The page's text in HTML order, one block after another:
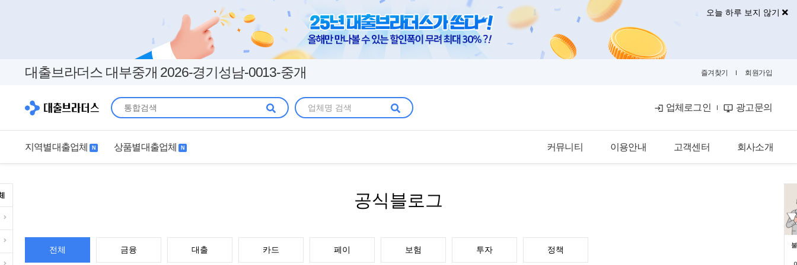
오늘 하루 보지 않기
대출브라더스 대부중개 2026-경기성남-0013-중개 즐겨찾기 회원가입
업체로그인 광고문의
지역별대출업체 N 상품별대출업체 N 커뮤니티 이용안내 고객센터 회사소개
연체자
공식블로그
전체 금융 대출 카드 페이 보험 투자 정책